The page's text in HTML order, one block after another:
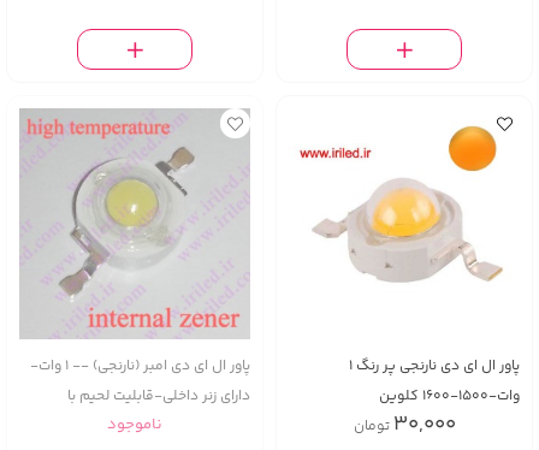
پاور ال ای دی نارنجی پر رنگ 1
وات-1500-1600 کلوین
30,000 تومان
پاور ال ای دی امبر (نارنجی) -- 1 وات-
دارای زنر داخلی-قابلیت لحیم با
دستگاه و هویه دستی
ناموجود